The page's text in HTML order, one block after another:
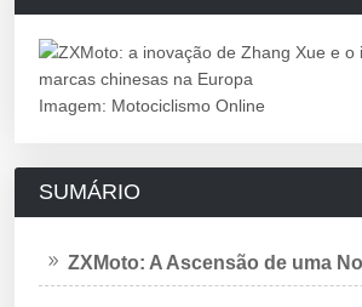
Imagem: Motociclismo Online
SUMÁRIO
ZXMoto: A Ascensão de uma